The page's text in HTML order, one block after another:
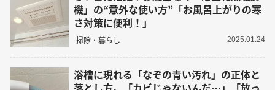
機」の“意外な使い方”「お風呂上がりの寒
さ対策に便利！」
掃除・暮らし 2025.01.24
浴槽に現れる「なぞの青い汚れ」の正体と